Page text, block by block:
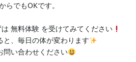
らでもOKです。
無料体験 を受けてみてください
と、毎日の体が変わります
問い合わせください